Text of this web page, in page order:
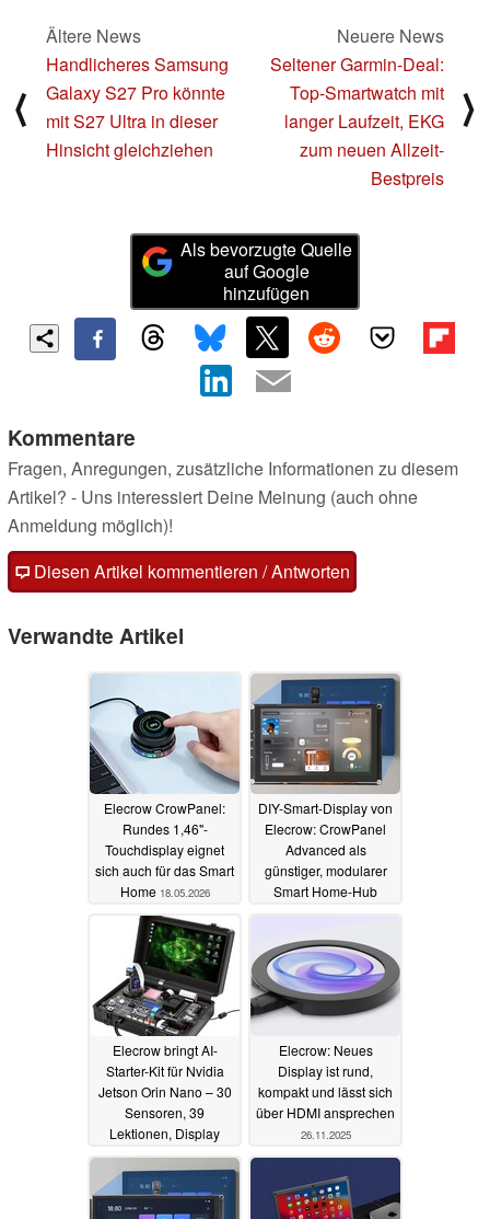
⟨
Ältere News
Handlicheres Samsung
Galaxy S27 Pro könnte
mit S27 Ultra in dieser
Hinsicht gleichziehen
Neuere News
Seltener Garmin-Deal:
Top-Smartwatch mit
langer Laufzeit, EKG
zum neuen Allzeit-
Bestpreis
⟩
Als bevorzugte Quelle
auf Google
hinzufügen
Kommentare
Fragen, Anregungen, zusätzliche Informationen zu diesem
Artikel? - Uns interessiert Deine Meinung (auch ohne
Anmeldung möglich)!
Diesen Artikel kommentieren / Antworten
Verwandte Artikel
Elecrow CrowPanel:
Rundes 1,46"-
Touchdisplay eignet
sich auch für das Smart
Home 18.05.2026
DIY-Smart-Display von
Elecrow: CrowPanel
Advanced als
günstiger, modularer
Smart Home-Hub
22.02.2026
Elecrow bringt AI-
Starter-Kit für Nvidia
Jetson Orin Nano – 30
Sensoren, 39
Lektionen, Display
inklusive05.01.2026
Elecrow: Neues
Display ist rund,
kompakt und lässt sich
über HDMI ansprechen
26.11.2025